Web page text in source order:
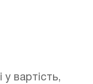
у вартість,